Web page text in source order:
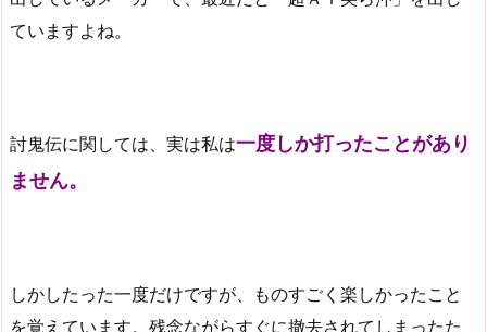
ていますよね。
討鬼伝に関しては、実は私は一度しか打ったことがあり
ません。
しかしたった一度だけですが、ものすごく楽しかったこと
を覚えています。残念ながらすぐに撤去されてしまったた